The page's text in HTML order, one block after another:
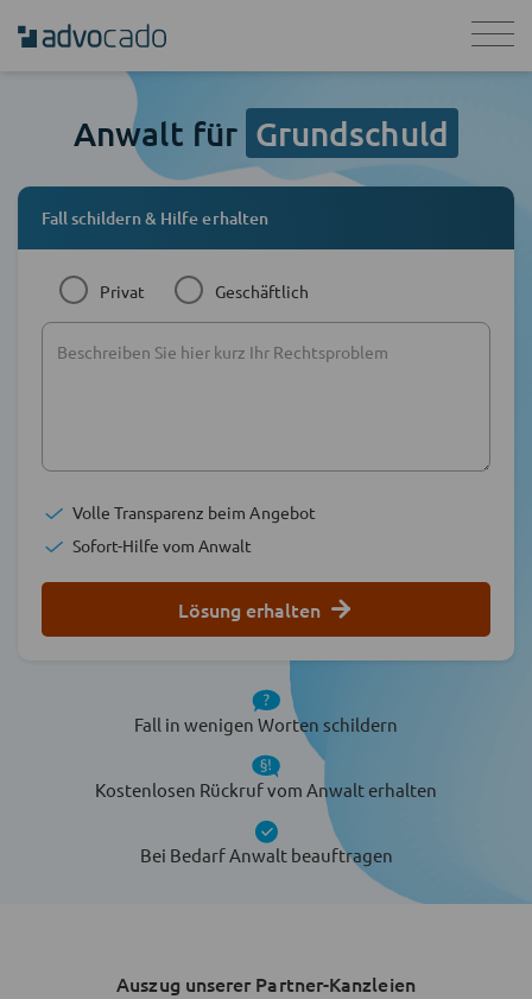
Anwalt für Grundschuld
Fall schildern & Hilfe erhalten
Privat Geschäftlich
Volle Transparenz beim Angebot
Sofort-Hilfe vom Anwalt
Lösung erhalten
Fall in wenigen Worten schildern
Kostenlosen Rückruf vom Anwalt erhalten
Bei Bedarf Anwalt beauftragen
Auszug unserer Partner-Kanzleien